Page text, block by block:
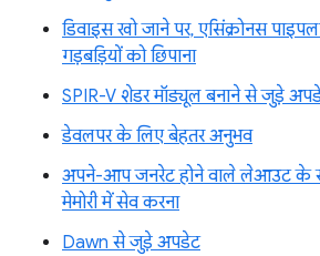
डिवाइस खो जाने पर, एसिंक्रोनस
गड़बड़ियों को छिपाना
SPIR-V शेडर मॉड्यूल बनाने से जुड़े
डेवलपर के लिए बेहतर अनुभव
अपने-आप जनरेट होने वाले लेआउट के
मेमोरी में सेव करना
Dawn से जुड़े अपडेट